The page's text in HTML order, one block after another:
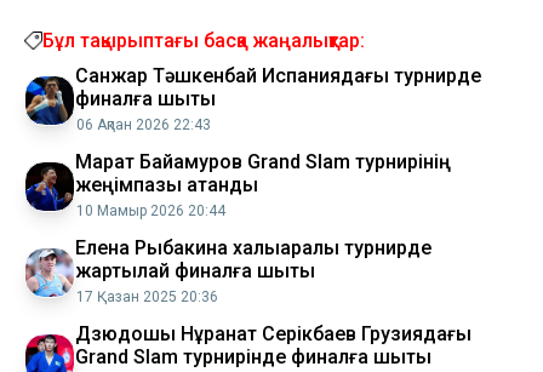
Бұл тақырыптағы басқа жаңалықтар:
Санжар Тәшкенбай Испаниядағы турнирде
финалға шықты
06 Ақпан 2026 22:43
Марат Байқамуров Grand Slam турнирінің
жеңімпазы атанды
10 Мамыр 2026 20:44
Елена Рыбакина халықаралық турнирде
жартылай финалға шықты
17 Қазан 2025 20:36
Дзюдошы Нұрқанат Серікбаев Грузиядағы
Grand Slam турнирінде финалға шықты